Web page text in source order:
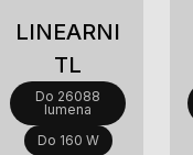
LINEARNI
TL
Do 26088
lumena
Do 160 W